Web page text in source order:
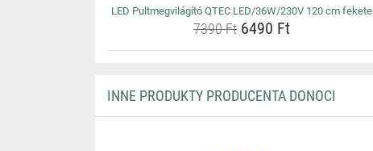
LED Pultmegvilágító QTEC LED/36W/230V 120 cm fekete
7390 Ft6490 Ft
INNE PRODUKTY PRODUCENTA DONOCI